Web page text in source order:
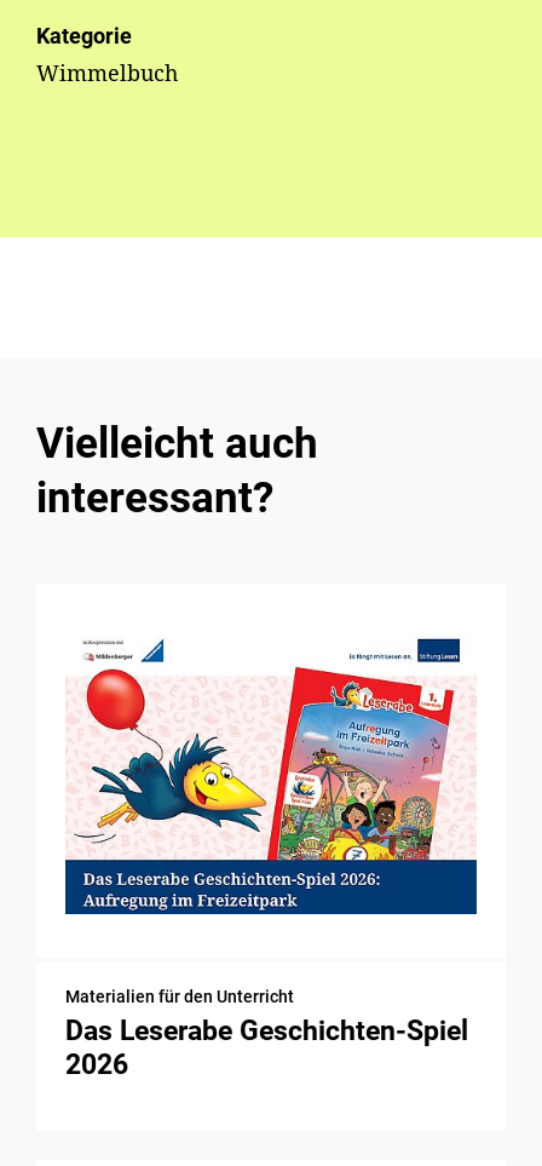
Kategorie
Wimmelbuch
Vielleicht auch
interessant?
Materialien für den Unterricht
Das Leserabe Geschichten-Spiel
2026